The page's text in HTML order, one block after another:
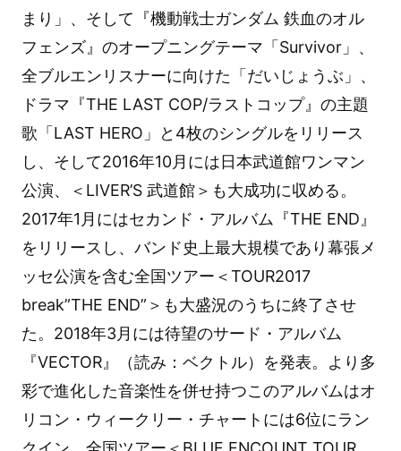
まり」、そして『機動戦士ガンダム 鉄血のオル
フェンズ』のオープニングテーマ「Survivor」、
全ブルエンリスナーに向けた「だいじょうぶ」、
ドラマ『THE LAST COP/ラストコップ』の主題
歌「LAST HERO」と4枚のシングルをリリース
し、そして2016年10月には日本武道館ワンマン
公演、＜LIVER’S 武道館＞も大成功に収める。
2017年1月にはセカンド・アルバム『THE END』
をリリースし、バンド史上最大規模であり幕張メ
ッセ公演を含む全国ツアー＜TOUR2017
break”THE END”＞も大盛況のうちに終了させ
た。2018年3月には待望のサード・アルバム
『VECTOR』（読み：ベクトル）を発表。より多
彩で進化した音楽性を併せ持つこのアルバムはオ
リコン・ウィークリー・チャートには6位にラン